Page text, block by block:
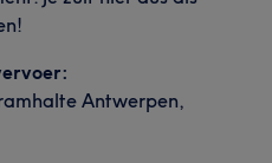
Antwerpen,